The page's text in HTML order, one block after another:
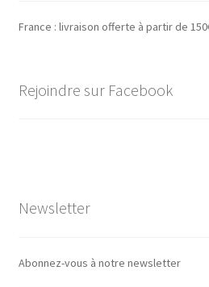
France : livraison offerte à partir de
Rejoindre sur Facebook
Newsletter
Abonnez-vous à notre newsletter